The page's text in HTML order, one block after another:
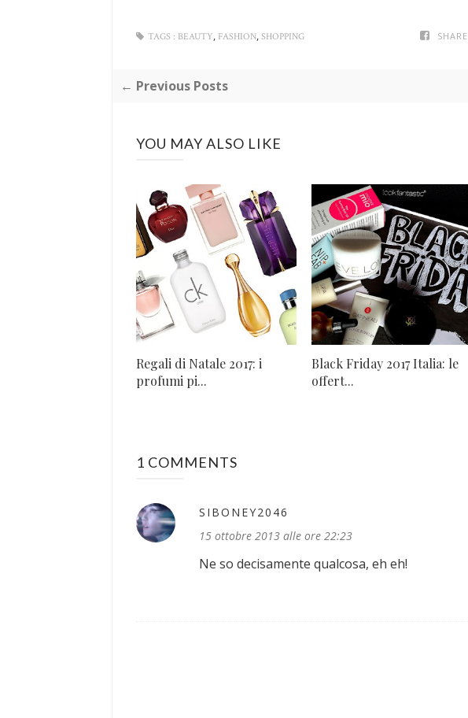
SHARE
TAGS : BEAUTY, FASHION, SHOPPING
← Previous Posts
YOU MAY ALSO LIKE
Regali di Natale 2017: i
profumi pi...
Black Friday 2017 Italia: le
offert...
1 COMMENTS
SIBONEY2046
15 ottobre 2013 alle ore 22:23
Ne so decisamente qualcosa, eh eh!